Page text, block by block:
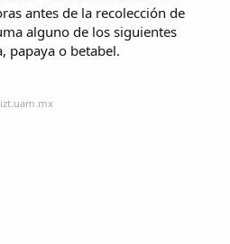
antes de la recolección de
alguno de los siguientes
papaya o betabel.